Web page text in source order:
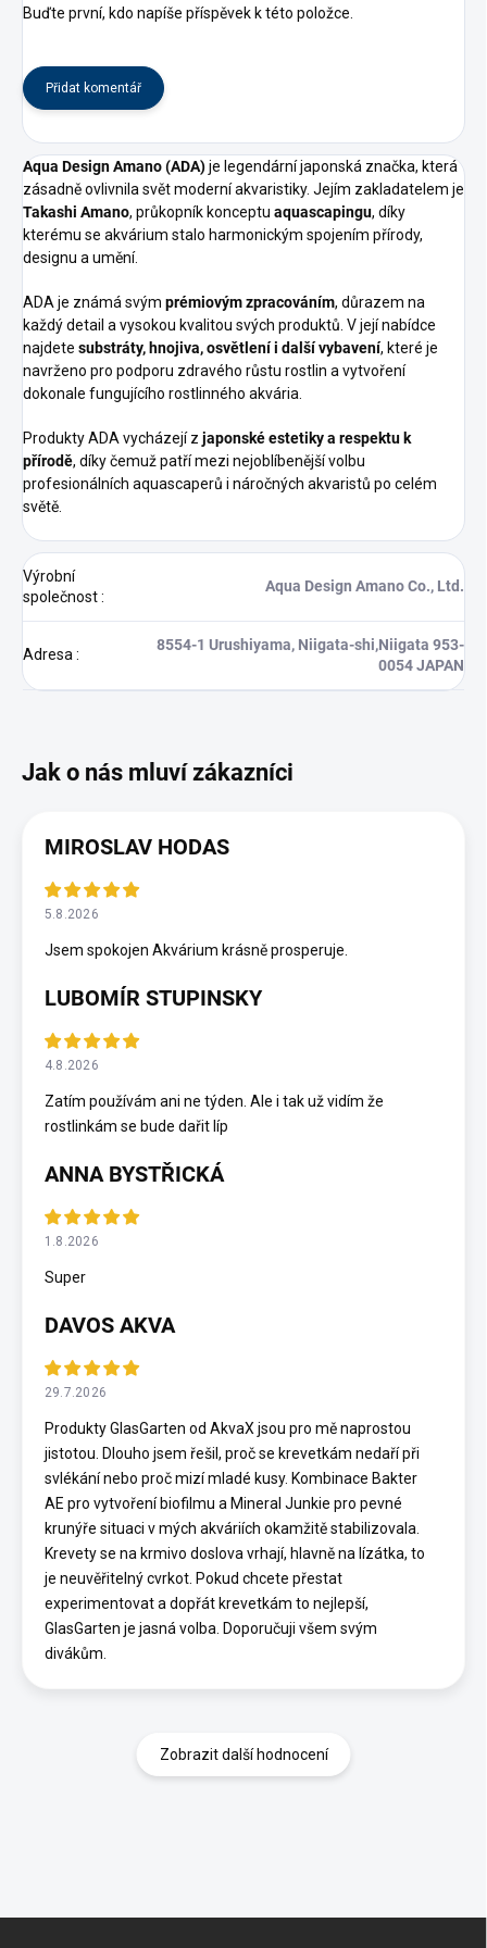
Buďte první, kdo napíše příspěvek k této položce.
Přidat komentář
Aqua Design Amano (ADA)je legendární japonská značka, která
zásadně ovlivnila svět moderní akvaristiky. Jejím zakladatelem je
Takashi Amano, průkopník konceptu aquascapingu, díky
kterému se akvárium stalo harmonickým spojením přírody,
designu a umění.
ADA je známá svým prémiovým zpracováním, důrazem na
každý detail a vysokou kvalitou svých produktů. V její nabídce
najdete substráty, hnojiva, osvětlení i další vybavení, které je
navrženo pro podporu zdravého růstu rostlin a vytvoření
dokonale fungujícího rostlinného akvária.
Produkty ADA vycházejí z japonské estetiky a respektu k
přírodě, díky čemuž patří mezi nejoblíbenější volbu
profesionálních aquascaperů i náročných akvaristů po celém
světě.
Výrobní
společnost:
Aqua Design Amano Co., Ltd.
Adresa:
8554-1 Urushiyama, Niigata-shi,Niigata 953-
0054 JAPAN
MIROSLAV HODAS
5.8.2026
Jsem spokojen Akvárium krásně prosperuje.
LUBOMÍR STUPINSKY
4.8.2026
Zatím používám ani ne týden. Ale i tak už vidím že
rostlinkám se bude dařit líp
ANNA BYSTŘICKÁ
1.8.2026
Super
DAVOS AKVA
29.7.2026
Produkty GlasGarten od AkvaX jsou pro mě naprostou
jistotou. Dlouho jsem řešil, proč se krevetkám nedaří při
svlékání nebo proč mizí mladé kusy. Kombinace Bakter
AE pro vytvoření biofilmu a Mineral Junkie pro pevné
krunýře situaci v mých akváriích okamžitě stabilizovala.
Krevety se na krmivo doslova vrhají, hlavně na lízátka, to
je neuvěřitelný cvrkot. Pokud chcete přestat
experimentovat a dopřát krevetkám to nejlepší,
GlasGarten je jasná volba. Doporučuji všem svým
divákům.
Zobrazit další hodnocení